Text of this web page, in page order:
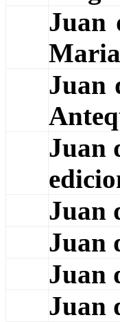
Juan
Maria
Juan
Juan
Juan
Juan
Juan
Juan